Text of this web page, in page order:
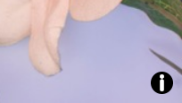
Zdroj: